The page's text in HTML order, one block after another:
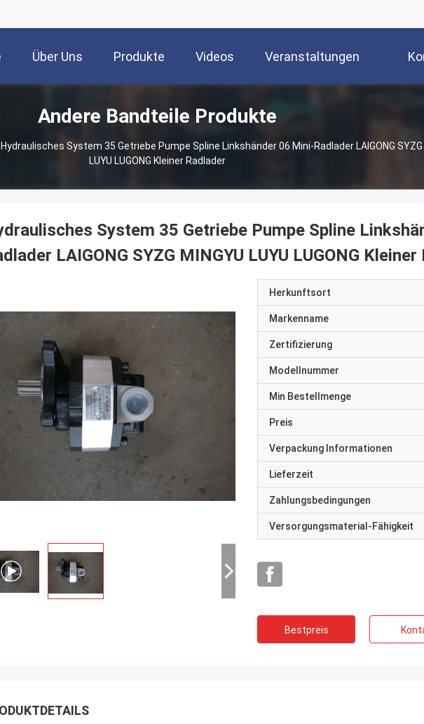
Über Uns Produkte Videos Veranstaltungen
Andere Bandteile Produkte
Hydraulisches System 35 Getriebe Pumpe Spline Linkshänder 06 Mini-Radlader LAIGONG SYZG
LUYU LUGONG Kleiner Radlader
System 35 Getriebe Pumpe Spline
LAIGONG SYZG MINGYU LUYU LUGONG
Herkunftsort
Markenname
Zertifizierung
Modellnummer
Min Bestellmenge
Preis
Verpackung Informationen
Lieferzeit
Zahlungsbedingungen
Versorgungsmaterial-Fähigkeit
Bestpreis